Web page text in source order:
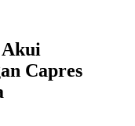
Capres